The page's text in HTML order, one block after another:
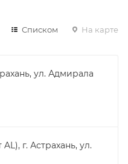
Списком На карте
ул. Адмирала
г. Астрахань, ул.